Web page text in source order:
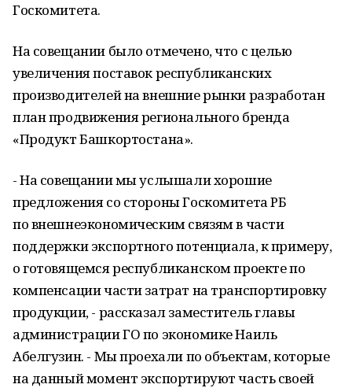
Госкомитета.
На совещании было отмечено, что с целью
увеличения поставок республиканских
производителей на внешние рынки разработан
план продвижения регионального бренда
«Продукт Башкортостана».
- На совещании мы услышали хорошие
предложения со стороны Госкомитета РБ
по внешнеэкономическим связям в части
поддержки экспорт­ного потенциала, к примеру,
о готовящемся республиканском проекте по
компенсации ча­сти затрат на транспортировку
продукции, - рассказал заме­ститель главы
администрации ГО по экономике Наиль
Абелгузин. - Мы проехали по объектам, которые
на данный момент экспортируют часть своей